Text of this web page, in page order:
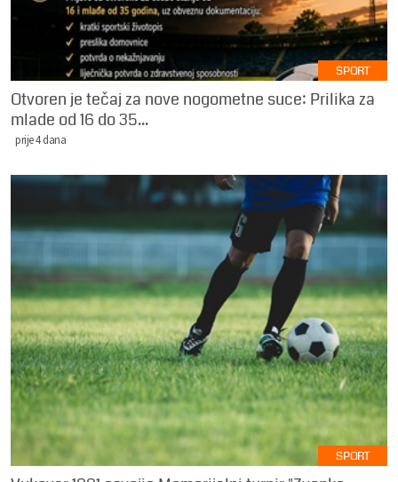
SPORT
Otvoren je tečaj za nove nogometne suce: Prilika za
mlade od 16 do 35...
prije 4 dana
SPORT